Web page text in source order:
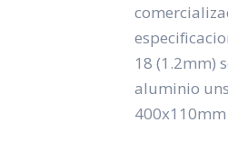
18 (1.2mm)
aluminio